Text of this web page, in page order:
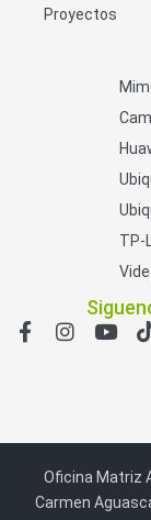
Proyectos
TP-
Oficina Matriz
Carmen